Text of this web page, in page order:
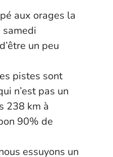
aux orages la
un peu
pistes sont
n’est pas un
238 km à
90% de
essuyons un